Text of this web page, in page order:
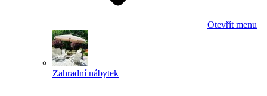
Otevřít menu
Zahradní nábytek